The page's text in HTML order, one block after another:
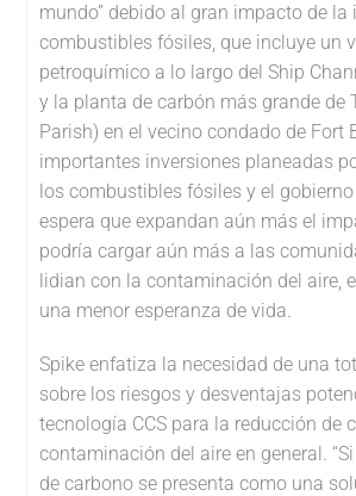
mundo” debido al gran impacto de la
combustibles fósiles, que incluye un
petroquímico a lo largo del Ship
y la planta de carbón más grande de
Parish) en el vecino condado de Fort
importantes inversiones planeadas
los combustibles fósiles y el
espera que expandan aún más el
podría cargar aún más a las
lidian con la contaminación del aire,
una menor esperanza de vida.
Spike enfatiza la necesidad de una
sobre los riesgos y desventajas
tecnología CCS para la reducción de
contaminación del aire en general.
de carbono se presenta como una